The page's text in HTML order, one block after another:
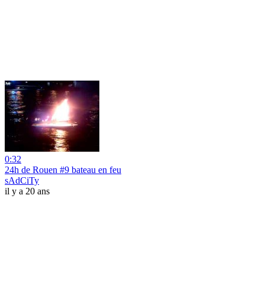
0:32
24h de Rouen #9 bateau en feu
sAdCiTy
il y a 20 ans